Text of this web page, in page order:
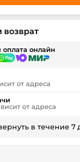
возврат
оплата онлайн
от адреса
от адреса
в течение 7